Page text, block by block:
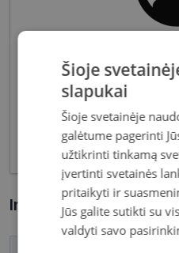
akiniams - patvarios
vyriškos formos,
aprangos stilių. Dėl
optinių savybių, vyriški
kasdien, vairavimui bei
Informacija apie prekę
Šioje
slapukai
Šioje svetainėje
galėtume pagerinti
užtikrinti tinkamą
įvertinti svetainės
pritaikyti ir
Jūs galite sutikti su
valdyti savo